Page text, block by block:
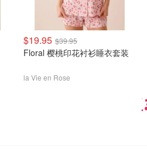
$19.95 $39.95
Floral 樱桃印花衬衫睡衣套装
la Vie en Rose